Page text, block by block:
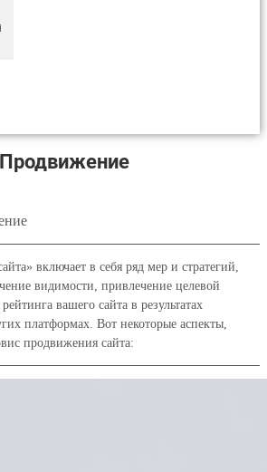
Продвижение
включает в себя ряд мер и стратегий,
видимости, привлечение целевой
вашего сайта в результатах
платформах. Вот некоторые аспекты,
продвижения сайта: